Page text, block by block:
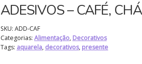
ADESIVOS – CAFÉ,
SKU: ADD-CAF
Categorias: Alimentação, Decorativos
Tags: aquarela, decorativos, presente